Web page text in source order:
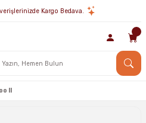
Kargo Bedava.
II